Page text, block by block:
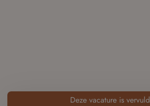
Deze vacature is vervuld